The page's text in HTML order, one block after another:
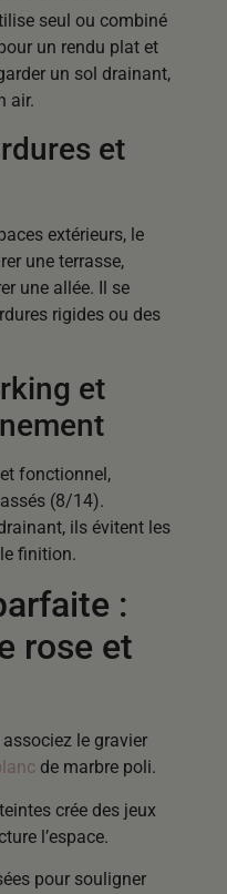
seul ou combiné
un rendu plat et
un sol drainant,
air.
et
extérieurs, le
une terrasse,
une allée. Il se
rigides ou des
et
fonctionnel,
(8/14).
ils évitent les
finition.
:
rose et
le gravier
de marbre poli.
crée des jeux
l’espace.
pour souligner